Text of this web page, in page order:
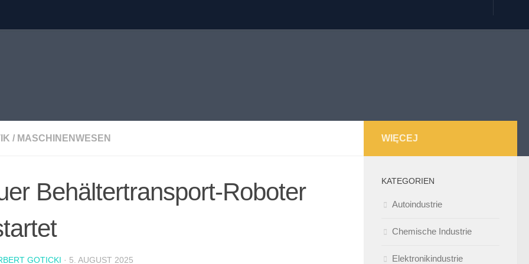
/ MASCHINENWESEN
Behältertransport-Roboter
GOTICKI · 5. AUGUST 2025
WIĘCEJ
KATEGORIEN
Autoindustrie
Chemische Industrie
Elektronikindustrie